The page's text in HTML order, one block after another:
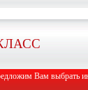
Вам выбрать